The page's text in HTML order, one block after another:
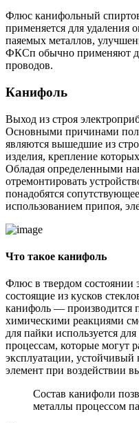
Флюс канифольный
применяется для удаления
паяемых металлов,
ФКСп обычно применяют
проводов.
Канифоль
Выход из строя
Основными причинами
являются вышедшие из
изделия, крепление
Обладая определенными
отремонтировать
понадобятся
использованием припоя,
Что такое канифоль
Флюс в твердом состоянии
состоящие из кусков
канифоль — производится
химическими реакциями
для пайки используется
процессам, которые могут
эксплуатации, устойчивый
элемент при воздействии
Состав канифоли
металлы процессом